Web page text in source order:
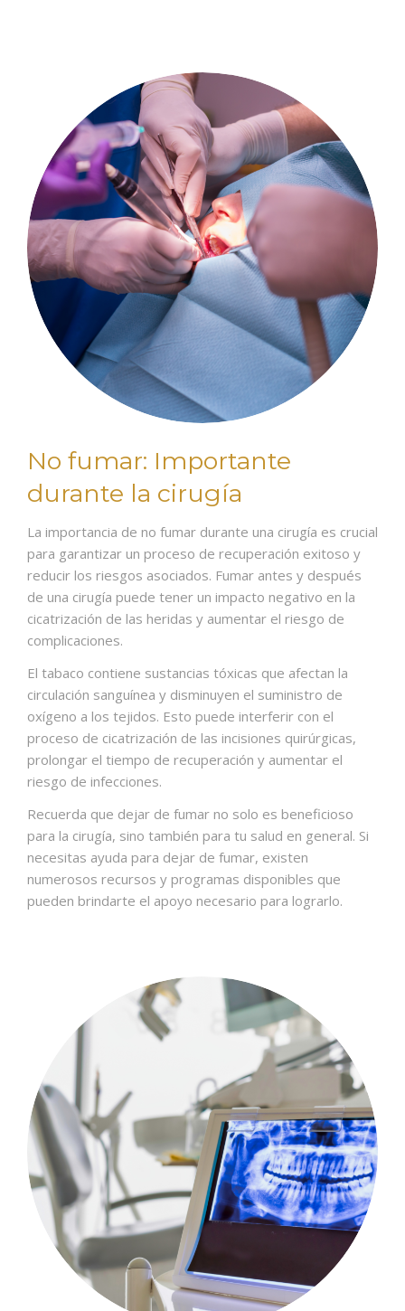
No fumar: Importante
durante la cirugía
La importancia de no fumar durante una cirugía es crucial
para garantizar un proceso de recuperación exitoso y
reducir los riesgos asociados. Fumar antes y después
de una cirugía puede tener un impacto negativo en la
cicatrización de las heridas y aumentar el riesgo de
complicaciones.
El tabaco contiene sustancias tóxicas que afectan la
circulación sanguínea y disminuyen el suministro de
oxígeno a los tejidos. Esto puede interferir con el
proceso de cicatrización de las incisiones quirúrgicas,
prolongar el tiempo de recuperación y aumentar el
riesgo de infecciones.
Recuerda que dejar de fumar no solo es beneficioso
para la cirugía, sino también para tu salud en general. Si
necesitas ayuda para dejar de fumar, existen
numerosos recursos y programas disponibles que
pueden brindarte el apoyo necesario para lograrlo.